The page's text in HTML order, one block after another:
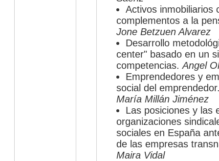
Activos inmobiliarios
complementos a la
Jone Betzuen Alvarez
Desarrollo
center" basado en un
competencias.Angel
Emprendedores y
social del
María Millán Jiménez
Las posiciones y las
organizaciones
sociales en España
de las empresas
Maira Vidal